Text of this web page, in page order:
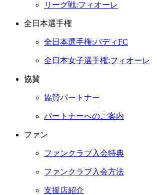
リーグ戦:フィオーレ
全日本選手権
全日本選手権:バディFC
全日本女子選手権:フィオーレ
協賛
協賛パートナー
パートナーへのご案内
ファン
ファンクラブ入会特典
ファンクラブ入会方法
支援店紹介